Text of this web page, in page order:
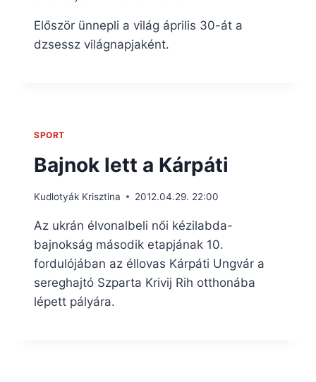
Először ünnepli a világ április 30-át a
dzsessz világnapjaként.
SPORT
Bajnok lett a Kárpáti
Kudlotyák Krisztina 2012.04.29. 22:00
Az ukrán élvonalbeli női kézilabda-
bajnokság második etapjának 10.
fordulójában az éllovas Kárpáti Ungvár a
sereghajtó Szparta Krivij Rih otthonába
lépett pályára.